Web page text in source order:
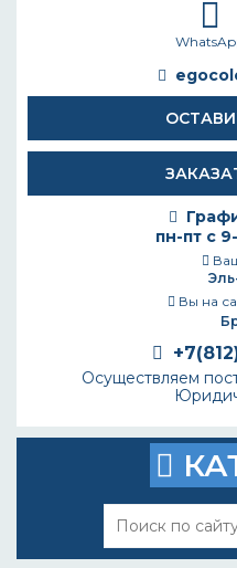
пн-пт с
Вы на
Осуществляем